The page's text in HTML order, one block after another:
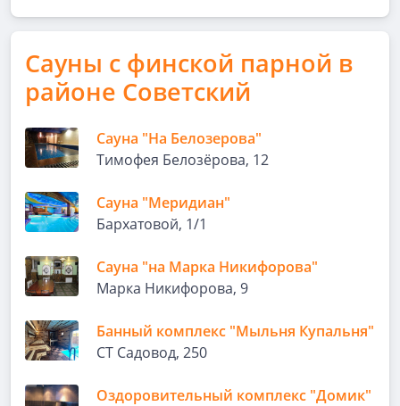
Сауны с финской парной в
районе Советский
Сауна "На Белозерова"
Тимофея Белозёрова, 12
Сауна "Меридиан"
Бархатовой, 1/1
Сауна "на Марка Никифорова"
Марка Никифорова, 9
Банный комплекс "Мыльня Купальня"
СТ Садовод, 250
Оздоровительный комплекс "Домик"